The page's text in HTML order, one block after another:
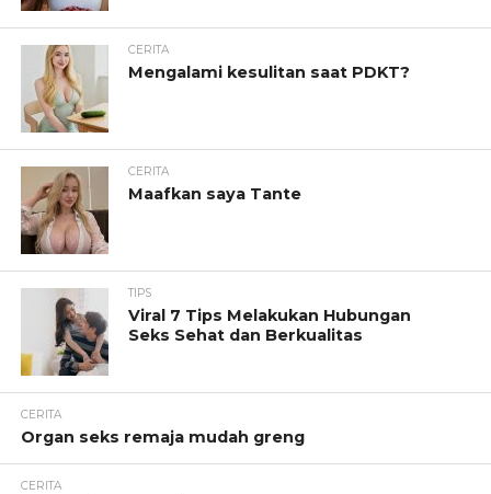
CERITA
Mengalami kesulitan saat PDKT?
CERITA
Maafkan saya Tante
TIPS
Viral 7 Tips Melakukan Hubungan
Seks Sehat dan Berkualitas
CERITA
Organ seks remaja mudah greng
CERITA